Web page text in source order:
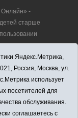
-
старше
ул.
Яндекс.Метрика,
Россия, Москва, ул.
использует
посетителей для
обслуживания.
соглашаетесь с